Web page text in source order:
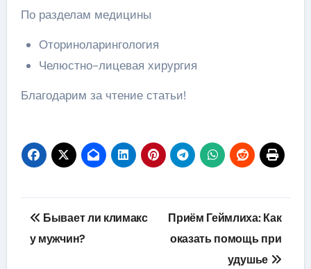
По разделам медицины
Оториноларингология
Челюстно-лицевая хирургия
Благодарим за чтение статьи!
Навигация
по
Бывает ли климакс
у мужчин?
Приём Геймлиха: Как
оказать помощь при
удушье